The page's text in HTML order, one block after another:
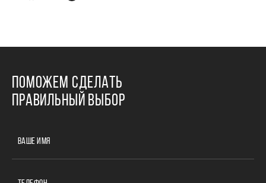
ПОМОЖЕМ СДЕЛАТЬ
ПРАВИЛЬНЫЙ ВЫБОР
ВАШЕ ИМЯ